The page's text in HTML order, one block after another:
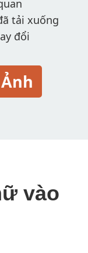
tải xuống
đổi
vào